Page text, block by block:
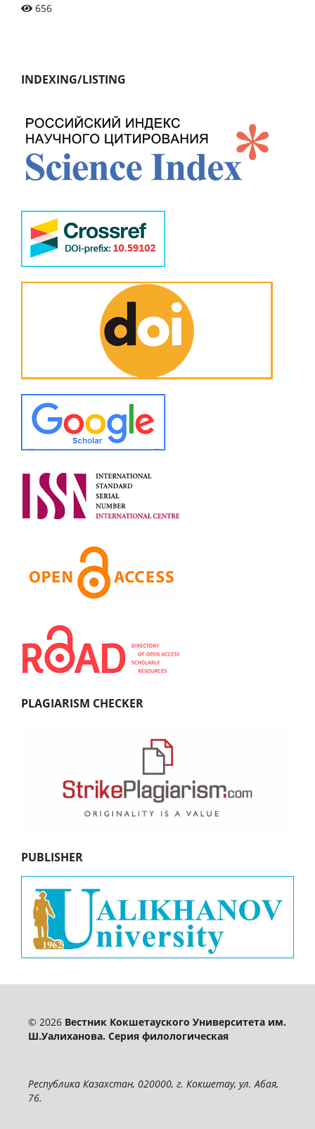
656
INDEXING/LISTING
PLAGIARISM CHECKER
PUBLISHER
© 2026 Вестник Кокшетауского Университета им.
Ш.Уалиханова. Серия филологическая
Республика Казахстан, 020000, г. Кокшетау, ул. Абая,
76.